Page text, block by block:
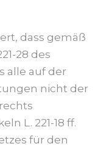
dass gemäß
28 des
alle auf der
nicht der
L. 221-18 ff.
für den